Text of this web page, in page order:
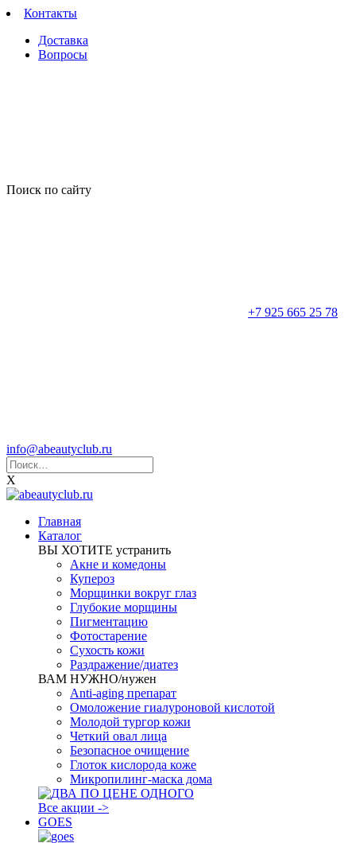
Контакты
Доставка
Вопросы
Поиск по сайту
+7 925 665 25 78
info@abeautyclub.ru
X
Главная
Каталог
ВЫ ХОТИТЕ устранить
Акне и комедоны
Купероз
Морщинки вокруг глаз
Глубокие морщины
Пигментацию
Фотостарение
Сухость кожи
Раздражение/диатез
ВАМ НУЖНО/нужен
Anti-aging препарат
Омоложение гиалуроновой кислотой
Молодой тургор кожи
Четкий овал лица
Безопасное очищение
Глоток кислорода коже
Микропилинг-маска дома
Все акции ->
GOES